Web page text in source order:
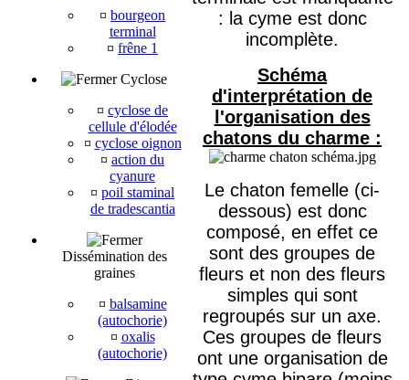
¤ bourgeon
terminal
¤ frêne 1
Cyclose
¤ cyclose de
cellule d'élodée
¤ cyclose oignon
¤ action du
cyanure
¤ poil staminal
de tradescantia
Dissémination des
graines
¤ balsamine
(autochorie)
¤ oxalis
(autochorie)
: la cyme est donc
incomplète.
Schéma
d'interprétation de
l'organisation des
chatons du charme :
Le chaton femelle (ci-
dessous) est donc
composé, en effet ce
sont des groupes de
fleurs et non des fleurs
simples qui sont
regroupés sur un axe.
Ces groupes de fleurs
ont une organisation de